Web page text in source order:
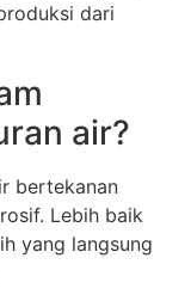
dari
air?
bertekanan
Lebih baik
yang langsung